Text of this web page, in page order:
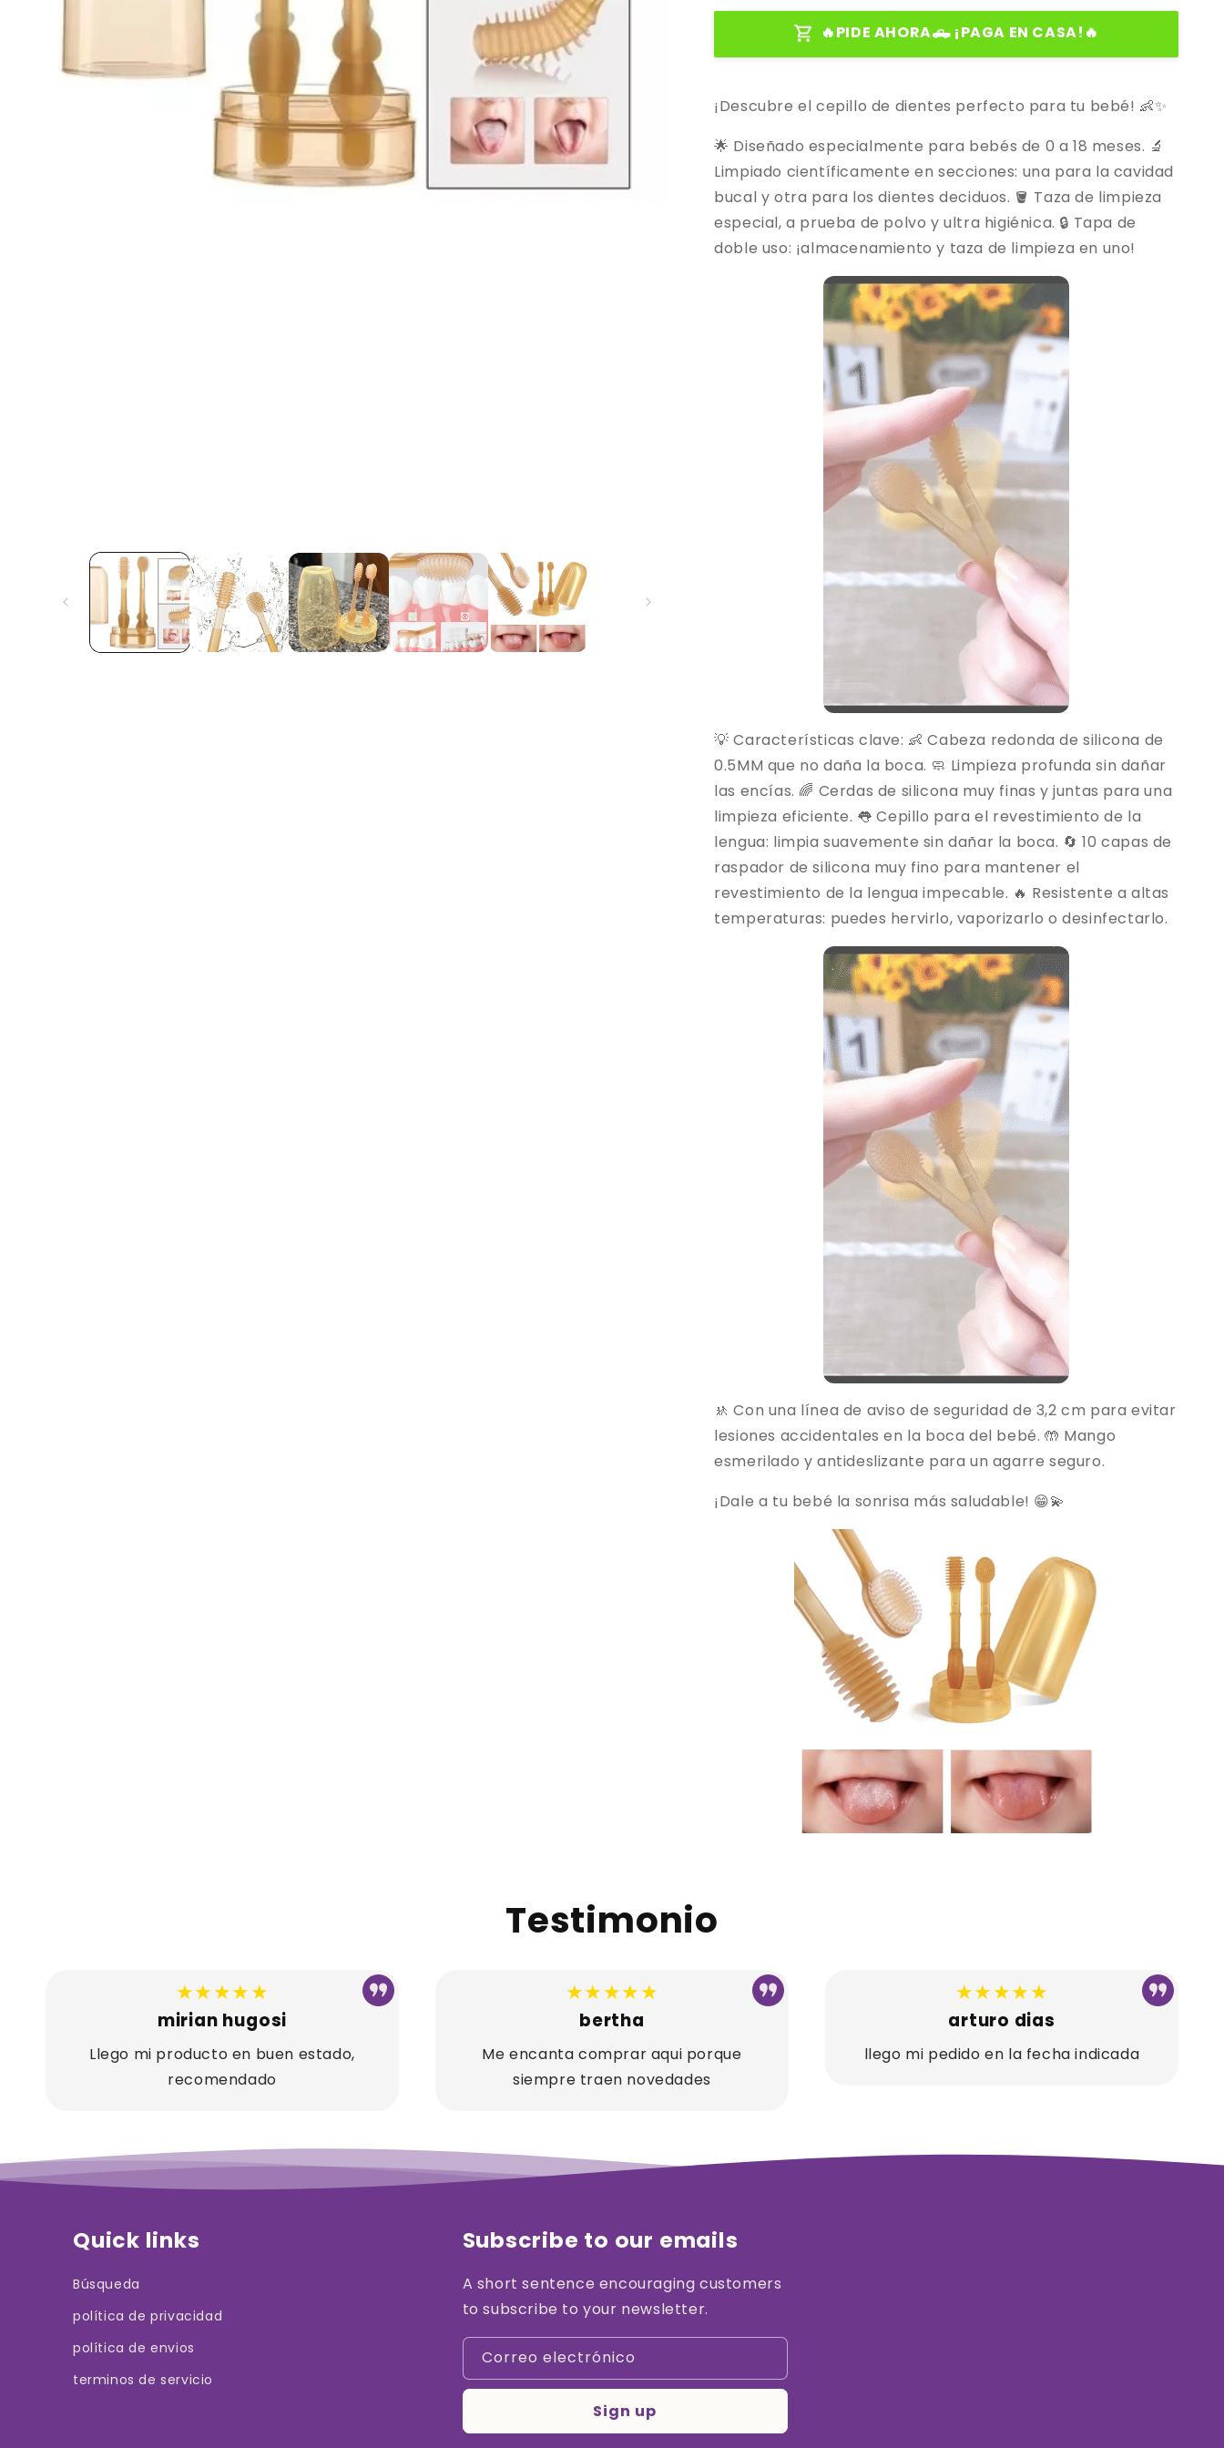
🔥PIDE AHORA🛻 ¡PAGA EN CASA!🔥
¡Descubre el cepillo de dientes perfecto para tu bebé! 👶✨
🌟 Diseñado especialmente para bebés de 0 a 18 meses. 🔬
Limpiado científicamente en secciones: una para la cavidad
bucal y otra para los dientes deciduos. 🪣 Taza de limpieza
especial, a prueba de polvo y ultra higiénica. 🔒 Tapa de
doble uso: ¡almacenamiento y taza de limpieza en uno!
💡 Características clave: 👶 Cabeza redonda de silicona de
0.5MM que no daña la boca. 🧼 Limpieza profunda sin dañar
las encías. 🌈 Cerdas de silicona muy finas y juntas para una
limpieza eficiente. 👅 Cepillo para el revestimiento de la
lengua: limpia suavemente sin dañar la boca. 🔄 10 capas de
raspador de silicona muy fino para mantener el
revestimiento de la lengua impecable. 🔥 Resistente a altas
temperaturas: puedes hervirlo, vaporizarlo o desinfectarlo.
🚸 Con una línea de aviso de seguridad de 3,2 cm para evitar
lesiones accidentales en la boca del bebé. 🤲 Mango
esmerilado y antideslizante para un agarre seguro.
¡Dale a tu bebé la sonrisa más saludable! 😁💫
Testimonio
★★★★★
mirian hugosi
Llego mi producto en buen estado,
recomendado
★★★★★
bertha
Me encanta comprar aqui porque
siempre traen novedades
★★★★★
arturo dias
llego mi pedido en la fecha indicada
Quick links
Búsqueda
política de privacidad
política de envios
terminos de servicio
Subscribe to our emails
A short sentence encouraging customers
to subscribe to your newsletter.
Correo electrónico
Sign up